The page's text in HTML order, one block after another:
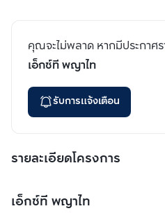
คุณจะไม่พลาด หากมีประกาศร
เอ็กซ์ที พญาไท
รับการแจ้งเตือน
รายละเอียดโครงการ
เอ็กซ์ที พญาไท